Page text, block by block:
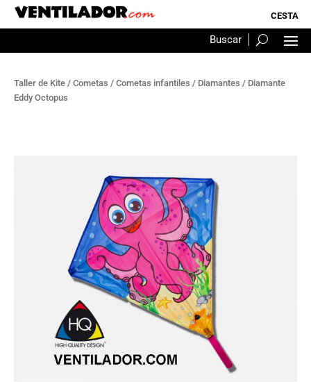
Taller de Kite / Cometas / Cometas infantiles / Diamantes / Diamante
Eddy Octopus